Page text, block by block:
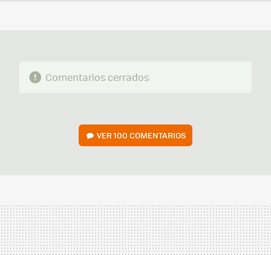
Comentarios cerrados
VER100 COMENTARIOS